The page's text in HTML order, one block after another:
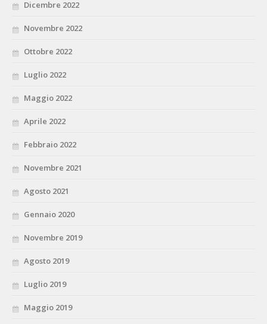
Dicembre 2022
Novembre 2022
Ottobre 2022
Luglio 2022
Maggio 2022
Aprile 2022
Febbraio 2022
Novembre 2021
Agosto 2021
Gennaio 2020
Novembre 2019
Agosto 2019
Luglio 2019
Maggio 2019